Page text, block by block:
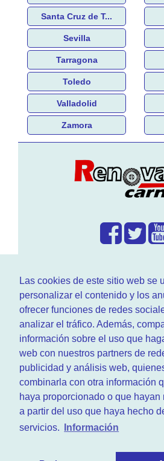
Las cookies de este sitio web se
personalizar el contenido y los
ofrecer funciones de redes
analizar el tráfico. Además,
información sobre el uso que
web con nuestros partners de
publicidad y análisis web,
combinarla con otra información
haya proporcionado o que hayan
a partir del uso que haya hecho
servicios.
Información
Santa Cruz de T...
Sevilla
Tarragona
Toledo
Valladolid
Zamora
Enwww.RenovarCarnet.com
larenovación del permisode
actualidad motor y sobre
Ademas tenemos todo tipo de
¿Quienes somos?
Quieres saber quien
nuestrasección de contacto.
aviso legal
. Basicamente no
nadie.